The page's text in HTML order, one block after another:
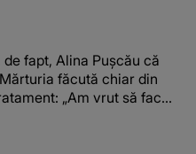
de fapt, Alina Pușcău că
făcută chiar din
„Am vrut să fac